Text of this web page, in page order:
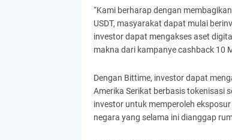
“Kami berharap dengan
USDT, masyarakat dapat mulai
investor dapat mengakses aset
makna dari kampanye cashback 10
Dengan Bittime, investor dapat
Amerika Serikat berbasis tokenisasi
investor untuk memperoleh
negara yang selama ini dianggap